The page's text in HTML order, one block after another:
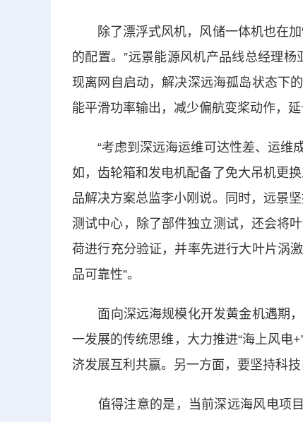
除了漂浮式风机，风储一体机也在加
的配置。”远景能源风机产品线总经理
现离网自启动，解决深远海孤岛状态下
能平滑功率输出，减少偏航变桨动作，延
“考虑到深远海运维可达性差、运维成
如，齿轮箱和发电机配备了免大吊机更
品解决方案总监李小刚说。同时，远景
测试中心，除了部件独立测试，还会将
荷进行充分验证，并率先进行大叶片涡
品可靠性”。
面向深远海规模化开发黄金机遇期，
一发展的传统思维，大力推进“海上风电
济发展互利共赢。另一方面，要坚持科
值得注意的是，当前深远海风电项目